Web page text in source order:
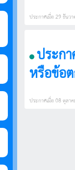
ประกาศเมื่อ 29 ธันว
ประก
หรือข้อ
กันยา
ประกาศเมื่อ 08 ตุลา